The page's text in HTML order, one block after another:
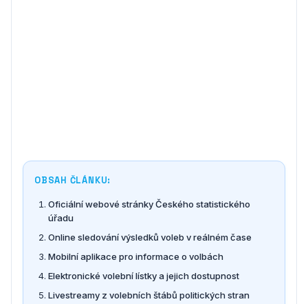
OBSAH ČLÁNKU:
Oficiální webové stránky Českého statistického
úřadu
Online sledování výsledků voleb v reálném čase
Mobilní aplikace pro informace o volbách
Elektronické volební lístky a jejich dostupnost
Livestreamy z volebních štábů politických stran